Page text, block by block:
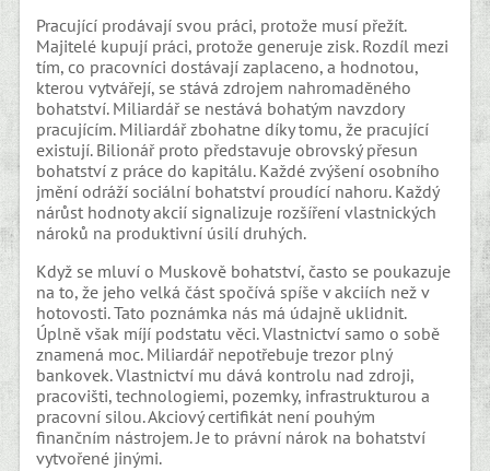
Pracující prodávají svou práci, protože musí přežít.
Majitelé kupují práci, protože generuje zisk. Rozdíl mezi
tím, co pracovníci dostávají zaplaceno, a hodnotou,
kterou vytvářejí, se stává zdrojem nahromaděného
bohatství. Miliardář se nestává bohatým navzdory
pracujícím. Miliardář zbohatne díky tomu, že pracující
existují. Bilionář proto představuje obrovský přesun
bohatství z práce do kapitálu. Každé zvýšení osobního
jmění odráží sociální bohatství proudící nahoru. Každý
nárůst hodnoty akcií signalizuje rozšíření vlastnických
nároků na produktivní úsilí druhých.
Když se mluví o Muskově bohatství, často se poukazuje
na to, že jeho velká část spočívá spíše v akciích než v
hotovosti. Tato poznámka nás má údajně uklidnit.
Úplně však míjí podstatu věci. Vlastnictví samo o sobě
znamená moc. Miliardář nepotřebuje trezor plný
bankovek. Vlastnictví mu dává kontrolu nad zdroji,
pracovišti, technologiemi, pozemky, infrastrukturou a
pracovní silou. Akciový certifikát není pouhým
finančním nástrojem. Je to právní nárok na bohatství
vytvořené jinými.